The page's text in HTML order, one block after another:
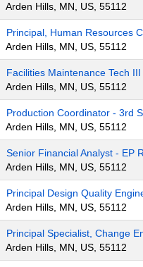
Arden Hills, MN, US, 55112
Principal, Human Resources
Arden Hills, MN, US, 55112
Facilities Maintenance Tech III
Arden Hills, MN, US, 55112
Production Coordinator - 3rd
Arden Hills, MN, US, 55112
Senior Financial Analyst - EP
Arden Hills, MN, US, 55112
Principal Design Quality
Arden Hills, MN, US, 55112
Principal Specialist, Change
Arden Hills, MN, US, 55112